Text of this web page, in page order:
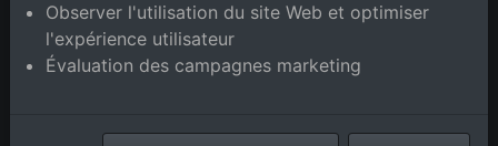
aériennes de la boutique en
Observer l'utilisation du site Web et optimiser
l'expérience utilisateur
Évaluation des campagnes marketing